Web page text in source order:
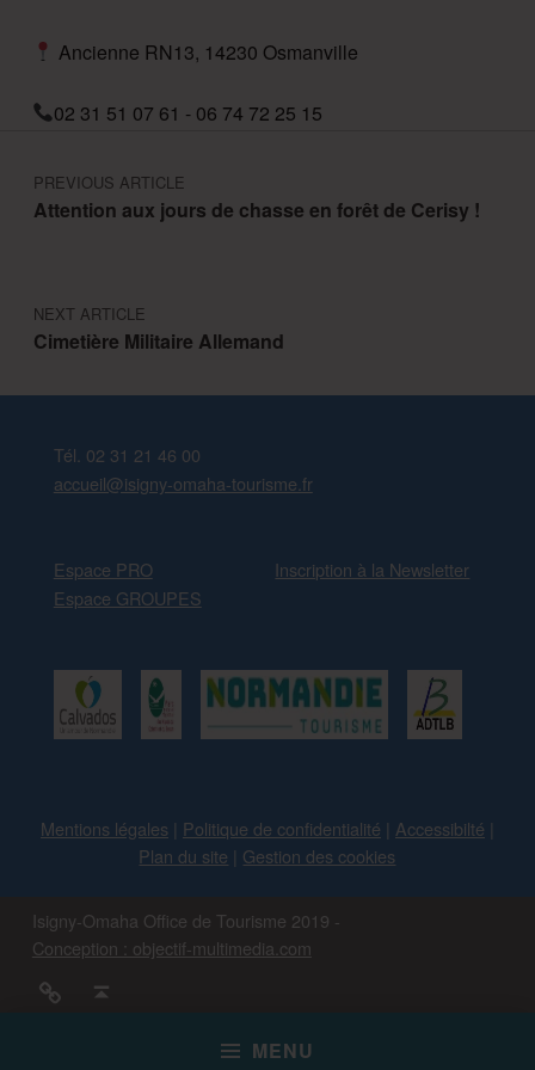
MENU
Ancienne RN13, 14230 Osmanville
02 31 51 07 61 - 06 74 72 25 15
Navigation de l’article
PREVIOUS ARTICLE
Attention aux jours de chasse en forêt de Cerisy !
NEXT ARTICLE
Cimetière Militaire Allemand
Tél. 02 31 21 46 00
accueil@isigny-omaha-tourisme.fr
Espace PRO
Espace GROUPES
Inscription à la Newsletter
Mentions légales | Politique de confidentialité | Accessibilté |
Plan du site | Gestion des cookies
Isigny-Omaha Office de Tourisme 2019 -
Conception : objectif-multimedia.com